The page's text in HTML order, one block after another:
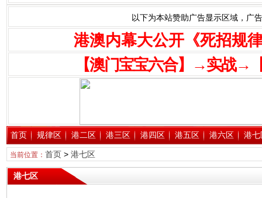
以下为本站赞助广告显示区域，广
港澳内幕大公开《死招规
【澳门宝宝六合】→实战→
首页 规律区 港二区 港三区 港四区 港五区 港六区 港七
当前位置： 首页> 港七区
港七区